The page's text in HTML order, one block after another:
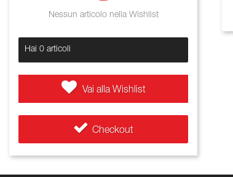
Nessun articolo nella Wishlist
Hai 0 articoli
Vai alla Wishlist
Checkout